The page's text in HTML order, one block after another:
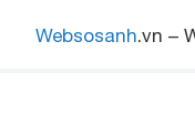
Websosanh.vn –